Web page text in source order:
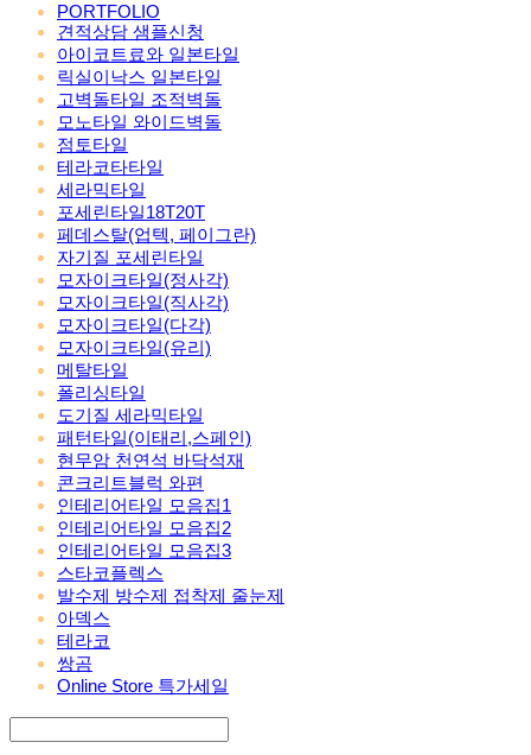
PORTFOLIO
견적상담 샘플신청
아이코트료와 일본타일
릭실이낙스 일본타일
고벽돌타일 조적벽돌
모노타일 와이드벽돌
점토타일
테라코타타일
세라믹타일
포세린타일18T20T
페데스탈(업텍, 페이그란)
자기질 포세린타일
모자이크타일(정사각)
모자이크타일(직사각)
모자이크타일(다각)
모자이크타일(유리)
메탈타일
폴리싱타일
도기질 세라믹타일
패턴타일(이태리,스페인)
현무암 천연석 바닥석재
콘크리트블럭 와편
인테리어타일 모음집1
인테리어타일 모음집2
인테리어타일 모음집3
스타코플렉스
발수제 방수제 접착제 줄눈제
아덱스
테라코
쌍곰
Online Store 특가세일